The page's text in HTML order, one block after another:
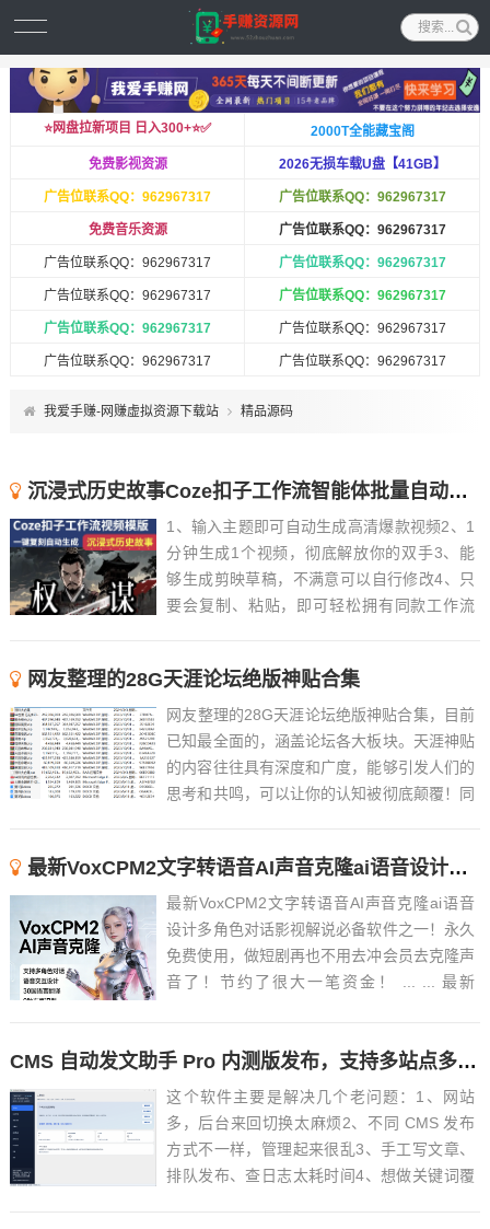
⭐️网盘拉新项目 日入300+⭐️✅ 2000T全能藏宝阁
免费影视资源 2026无损车载U盘【41GB】
广告位联系QQ：962967317 广告位联系QQ：962967317
免费音乐资源 广告位联系QQ：962967317
广告位联系QQ：962967317 广告位联系QQ：962967317
广告位联系QQ：962967317 广告位联系QQ：962967317
广告位联系QQ：962967317 广告位联系QQ：962967317
广告位联系QQ：962967317 广告位联系QQ：962967317
我爱手赚-网赚虚拟资源下载站 精品源码
沉浸式历史故事Coze扣子工作流智能体批量自动生成爆款视频教程
1、输入主题即可自动生成高清爆款视频2、1
分钟生成1个视频，彻底解放你的双手3、能
够生成剪映草稿，不满意可以自行修改4、只
要会复制、粘贴，即可轻松拥有同款工作流
网友整理的28G天涯论坛绝版神贴合集
网友整理的28G天涯论坛绝版神贴合集，目前
已知最全面的，涵盖论坛各大板块。天涯神贴
的内容往往具有深度和广度，能够引发人们的
思考和共鸣，可以让你的认知被彻底颠覆！同
过大的，可以先下载阅读天涯论坛的绝版神贴
合集精华版...
最新VoxCPM2文字转语音AI声音克隆ai语音设计多角色对话影视解说
最新VoxCPM2文字转语音AI声音克隆ai语音
设计多角色对话影视解说必备软件之一！永久
免费使用，做短剧再也不用去冲会员去克隆声
音了！节约了很大一笔资金！ ... ... 最新
使用，做短剧再也不用去冲会...
CMS 自动发文助手 Pro 内测版发布，支持多站点多 CMS
这个软件主要是解决几个老问题：1、网站
多，后台来回切换太麻烦2、不同 CMS 发布
方式不一样，管理起来很乱3、手工写文章、
排队发布、查日志太耗时间4、想做关键词覆